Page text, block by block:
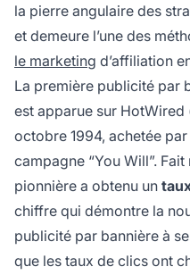
la pierre angulaire des
et demeure l’une des
le marketing d’affiliation
La première publicité par
est apparue sur
octobre 1994, achetée
campagne “You Will”.
pionnière a obtenu un
chiffre qui démontre la
publicité par bannière à
que les taux de clics ont